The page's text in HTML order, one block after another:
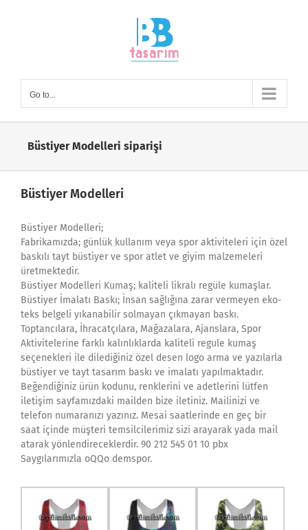
Go to...
Büstiyer Modelleri siparişi
Büstiyer Modelleri
Büstiyer Modelleri;
Fabrikamızda; günlük kullanım veya spor aktiviteleri için özel
baskılı tayt büstiyer ve spor atlet ve giyim malzemeleri
üretmektedir.
Büstiyer Modelleri Kumaş; kaliteli likralı regüle kumaşlar.
Büstiyer İmalatı Baskı; İnsan sağlığına zarar vermeyen eko-
teks belgeli yıkanabilir solmayan çıkmayan baskı.
Toptancılara, İhracatçılara, Mağazalara, Ajanslara, Spor
Aktivitelerine farklı kalınlıklarda kaliteli regule kumaş
seçenekleri ile dilediğiniz özel desen logo arma ve yazılarla
büstiyer ve tayt tasarım baskı ve imalatı yapılmaktadır.
Beğendiğiniz ürün kodunu, renklerini ve adetlerini lütfen
iletişim sayfamızdaki mailden bize iletiniz. Mailinizi ve
telefon numaranızı yazınız. Mesai saatlerinde en geç bir
saat içinde müşteri temsilcilerimiz sizi arayarak yada mail
atarak yönlendireceklerdir. 90 212 545 01 10 pbx
Saygılarımızla oQQo demspor.